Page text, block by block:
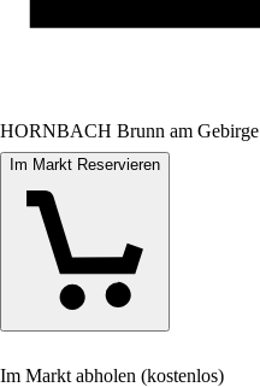
HORNBACH Brunn am Gebirge
Im Markt Reservieren
Im Markt abholen (kostenlos)